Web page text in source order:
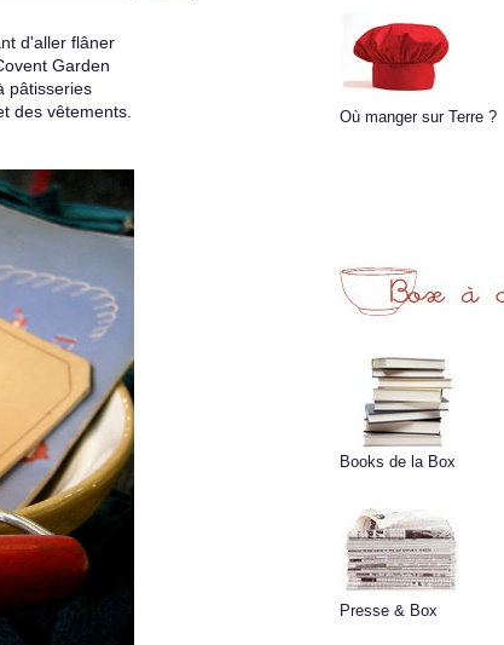
d'aller flâner
Garden
pâtisseries
des vêtements.
Où manger sur Terre ?
Books de la Box
Presse & Box